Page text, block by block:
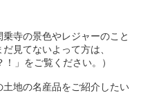
寺の景色やレジャーのこと
見てないよって方は、
」をご覧ください。）
地の名産品をご紹介したい